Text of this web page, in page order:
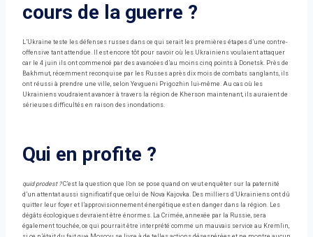
cours de la guerre ?
L’Ukraine teste les défenses russes dans ce qui serait les premières étapes d’une contre-
offensive tant attendue. Il est encore tôt pour savoir où les Ukrainiens voulaient attaquer
car le 4 juin ils ont commencé par des avancées d’au moins cinq points à Donetsk. Près de
Bakhmut, récemment reconquise par les Russes après dix mois de combats sanglants, ils
ont réussi à prendre une ville, selon Yevgueni Prigozhin lui-même. Au cas où les
Ukrainiens voudraient avancer à travers la région de Kherson maintenant, ils auraient de
sérieuses difficultés en raison des inondations.
Qui en profite ?
quid prodest ?C’est la question que l’on se pose quand on veut enquêter sur la paternité
d’un attentat aussi significatif que celui de Nova Kajovka. Des milliers d’Ukrainiens ont dû
quitter leur foyer et l’approvisionnement énergétique est en danger dans la région. Les
dégâts écologiques devraient être énormes. La Crimée, annexée par la Russie, sera
également touchée, ce qui pourrait être interprété comme un mauvais service au Kremlin,